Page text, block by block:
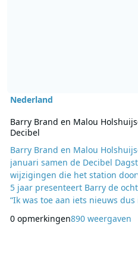
Nederland
Barry Brand en Malou
Decibel
Barry Brand en Malou
januari samen de Decibel
wijzigingen die het station
5 jaar presenteert Barry de
“Ik was toe aan iets nieuws
vriendin Malou erbij! Haha!
maar voor ons is het een hele
0 opmerkingen890 weergaven